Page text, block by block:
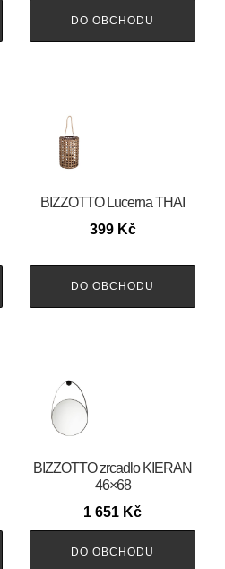
DO OBCHODU
BIZZOTTO Lucerna THAI
399 Kč
DO OBCHODU
BIZZOTTO zrcadlo KIERAN
46×68
1 651 Kč
DO OBCHODU